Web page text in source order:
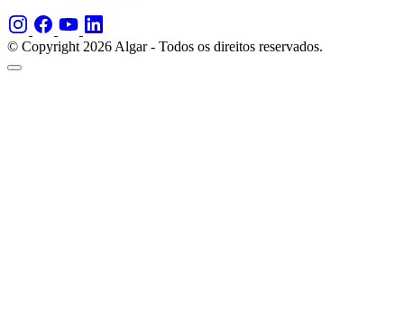
© Copyright 2026 Algar - Todos os direitos reservados.